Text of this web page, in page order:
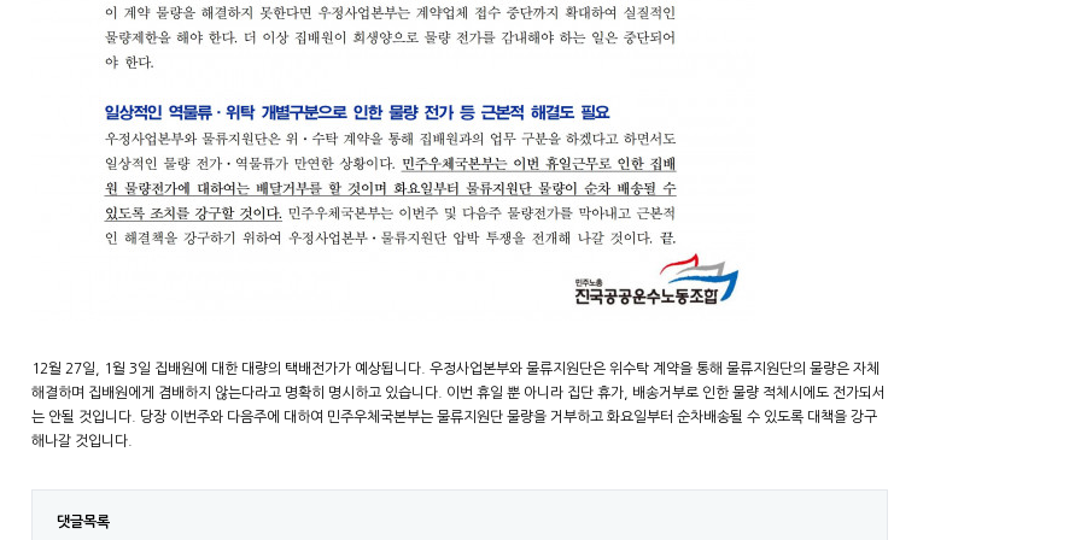
12월 27일, 1월 3일 집배원에 대한 대량의 택배전가가 예상됩니다. 우정사업본부와 물류지원단은 위수탁 계약을 통해 물류지원단의 물량은 자체
해결하며 집배원에게 겸배하지 않는다라고 명확히 명시하고 있습니다. 이번 휴일 뿐 아니라 집단 휴가, 배송거부로 인한 물량 적체시에도 전가되서
는 안될 것입니다. 당장 이번주와 다음주에 대하여 민주우체국본부는 물류지원단 물량을 거부하고 화요일부터 순차배송될 수 있도록 대책을 강구
해나갈 것입니다.
댓글목록